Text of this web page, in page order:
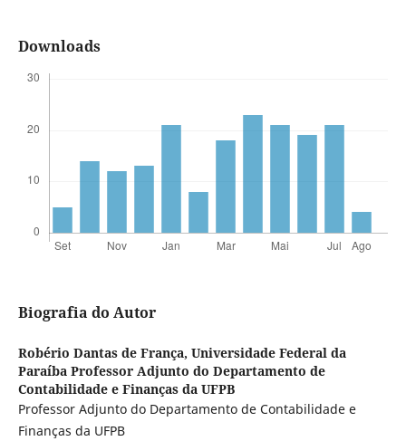
Downloads
Biografia do Autor
Robério Dantas de França, Universidade Federal da
Paraíba Professor Adjunto do Departamento de
Contabilidade e Finanças da UFPB
Professor Adjunto do Departamento de Contabilidade e
Finanças da UFPB